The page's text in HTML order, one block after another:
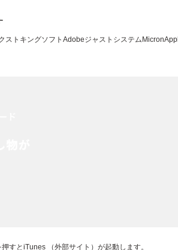
スト キングソフト Adobeジャストシステム Micron
すとiTunes （外部サイト）が起動します。